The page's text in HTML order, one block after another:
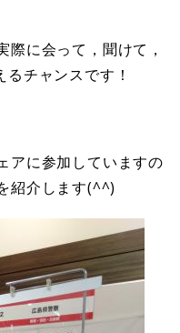
際に会って，聞けて，
チャンスです！
アに参加していますの
紹介します(^^)